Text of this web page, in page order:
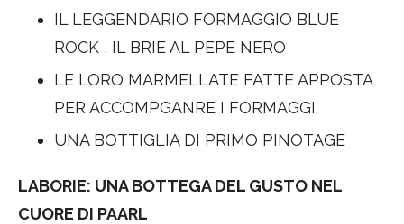
IL LEGGENDARIO FORMAGGIO BLUE
ROCK , IL BRIE AL PEPE NERO
LE LORO MARMELLATE FATTE APPOSTA
PER ACCOMPGANRE I FORMAGGI
UNA BOTTIGLIA DI PRIMO PINOTAGE
LABORIE: UNA BOTTEGA DEL GUSTO NEL
CUORE DI PAARL